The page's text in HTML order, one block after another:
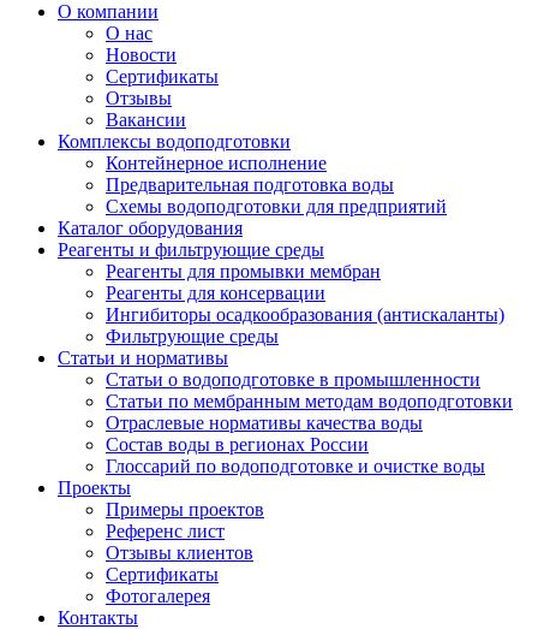
О компании
О нас
Новости
Сертификаты
Отзывы
Вакансии
Комплексы водоподготовки
Контейнерное исполнение
Предварительная подготовка воды
Схемы водоподготовки для предприятий
Каталог оборудования
Реагенты и фильтрующие среды
Реагенты для промывки мембран
Реагенты для консервации
Ингибиторы осадкообразования (антискаланты)
Фильтрующие среды
Статьи и нормативы
Статьи о водоподготовке в промышленности
Статьи по мембранным методам водоподготовки
Отраслевые нормативы качества воды
Состав воды в регионах России
Глоссарий по водоподготовке и очистке воды
Проекты
Примеры проектов
Референс лист
Отзывы клиентов
Сертификаты
Фотогалерея
Контакты